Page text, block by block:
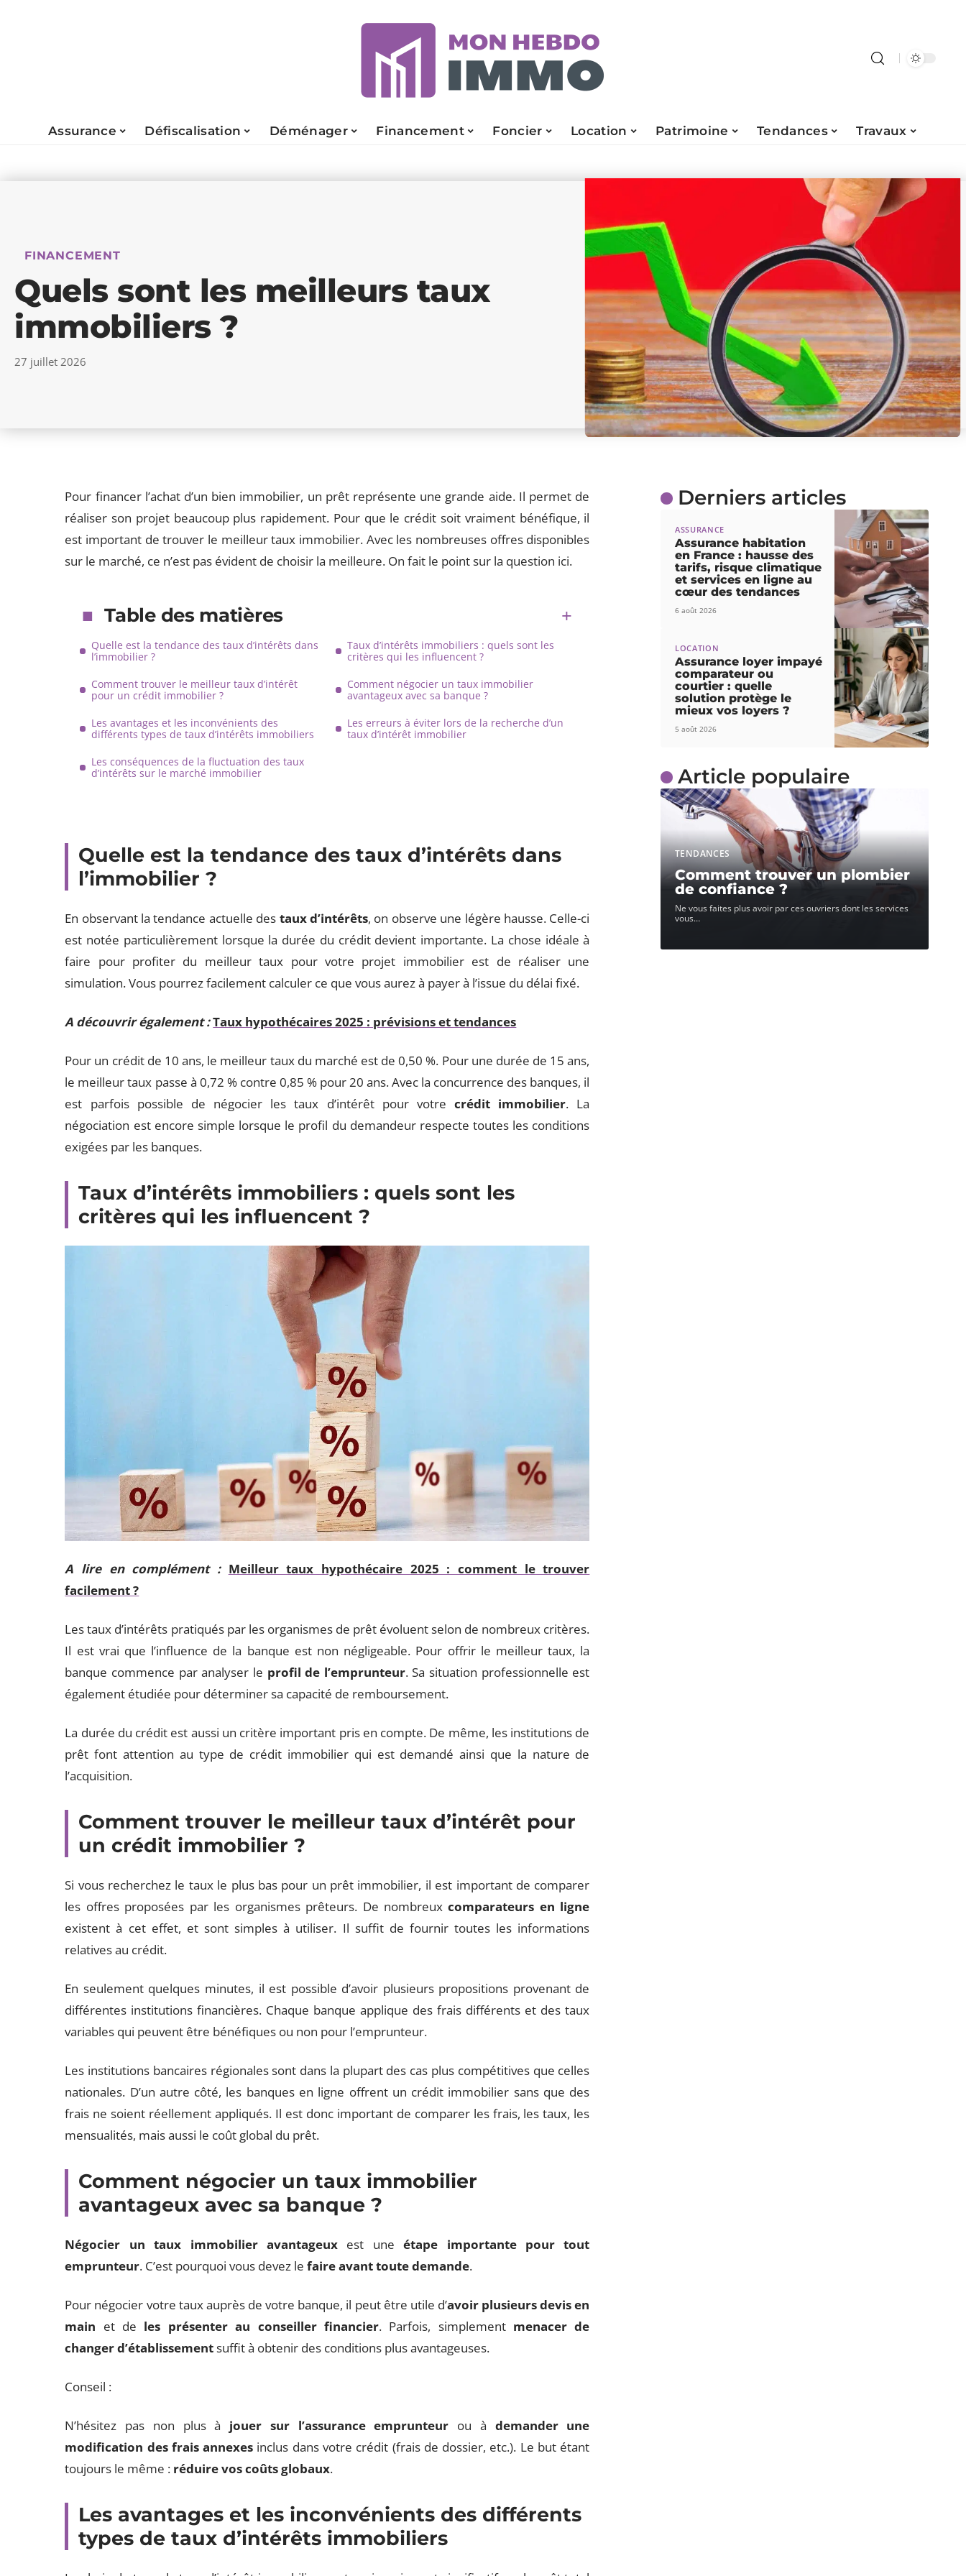
Assurance Défiscalisation Déménager Financement Foncier Location Patrimoine Tendances Travaux
FINANCEMENT
Quels sont les meilleurs taux
immobiliers ?
27 juillet 2026
Pour financer l’achat d’un bien immobilier, un prêt représente une grande aide. Il permet de
réaliser son projet beaucoup plus rapidement. Pour que le crédit soit vraiment bénéfique, il
est important de trouver le meilleur taux immobilier. Avec les nombreuses offres disponibles
sur le marché, ce n’est pas évident de choisir la meilleure. On fait le point sur la question ici.
Table des matières
Quelle est la tendance des taux d’intérêts dans
l’immobilier ?
Taux d’intérêts immobiliers : quels sont les
critères qui les influencent ?
Comment trouver le meilleur taux d’intérêt
pour un crédit immobilier ?
Comment négocier un taux immobilier
avantageux avec sa banque ?
Les avantages et les inconvénients des
différents types de taux d’intérêts immobiliers
Les erreurs à éviter lors de la recherche d’un
taux d’intérêt immobilier
Les conséquences de la fluctuation des taux
d’intérêts sur le marché immobilier
Quelle est la tendance des taux d’intérêts dans
l’immobilier ?
En observant la tendance actuelle des taux d’intérêts, on observe une légère hausse. Celle-ci
est notée particulièrement lorsque la durée du crédit devient importante. La chose idéale à
faire pour profiter du meilleur taux pour votre projet immobilier est de réaliser une
simulation. Vous pourrez facilement calculer ce que vous aurez à payer à l’issue du délai fixé.
A découvrir également :Taux hypothécaires 2025 : prévisions et tendances
Pour un crédit de 10 ans, le meilleur taux du marché est de 0,50 %. Pour une durée de 15 ans,
le meilleur taux passe à 0,72 % contre 0,85 % pour 20 ans. Avec la concurrence des banques, il
est parfois possible de négocier les taux d’intérêt pour votrecrédit immobilier. La
négociation est encore simple lorsque le profil du demandeur respecte toutes les conditions
exigées par les banques.
Taux d’intérêts immobiliers : quels sont les
critères qui les influencent ?
A lire en complément : Meilleur taux hypothécaire 2025 : comment le trouver
facilement ?
Les taux d’intérêts pratiqués par les organismes de prêt évoluent selon de nombreux critères.
Il est vrai que l’influence de la banque est non négligeable. Pour offrir le meilleur taux, la
banque commence par analyser le profil de l’emprunteur. Sa situation professionnelle est
également étudiée pour déterminer sa capacité de remboursement.
La durée du crédit est aussi un critère important pris en compte. De même, les institutions de
prêt font attention au type de crédit immobilier qui est demandé ainsi que la nature de
l’acquisition.
Comment trouver le meilleur taux d’intérêt pour
un crédit immobilier ?
Si vous recherchez le taux le plus bas pour un prêt immobilier, il est important de comparer
les offres proposées par les organismes prêteurs. De nombreuxcomparateurs en ligne
existent à cet effet, et sont simples à utiliser. Il suffit de fournir toutes les informations
relatives au crédit.
En seulement quelques minutes, il est possible d’avoir plusieurs propositions provenant de
différentes institutions financières. Chaque banque applique des frais différents et des taux
variables qui peuvent être bénéfiques ou non pour l’emprunteur.
Les institutions bancaires régionales sont dans la plupart des cas plus compétitives que celles
nationales. D’un autre côté, les banques en ligne offrent un crédit immobilier sans que des
frais ne soient réellement appliqués. Il est donc important de comparer les frais, les taux, les
mensualités, mais aussi le coût global du prêt.
Comment négocier un taux immobilier
avantageux avec sa banque ?
Négocier un taux immobilier avantageuxest uneétape importante pour tout
emprunteur. C’est pourquoi vous devez lefaire avant toute demande.
Pour négocier votre taux auprès de votre banque, il peut être utile d’avoir plusieurs devis en
main et de les présenter au conseiller financier. Parfois, simplement menacer de
changer d’établissementsuffit à obtenir des conditions plus avantageuses.
Conseil :
N’hésitez pas non plus à jouer sur l’assurance emprunteur ou à demander une
modification des frais annexes inclus dans votre crédit (frais de dossier, etc.). Le but étant
toujours le même : réduire vos coûts globaux.
Les avantages et les inconvénients des différents
types de taux d’intérêts immobiliers
Derniers articles
ASSURANCE
Assurance habitation
en France : hausse des
tarifs, risque climatique
et services en ligne au
cœur des tendances
6 août 2026
LOCATION
Assurance loyer impayé
comparateur ou
courtier : quelle
solution protège le
mieux vos loyers ?
5 août 2026
Article populaire
TENDANCES
Comment trouver un plombier
de confiance ?
Ne vous faites plus avoir par ces ouvriers dont les services
vous…